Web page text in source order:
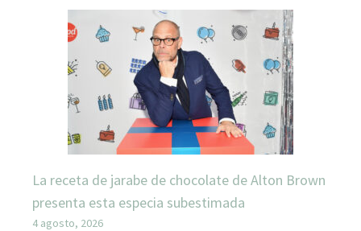
La receta de jarabe de chocolate de Alton Brown
presenta esta especia subestimada
4 agosto, 2026